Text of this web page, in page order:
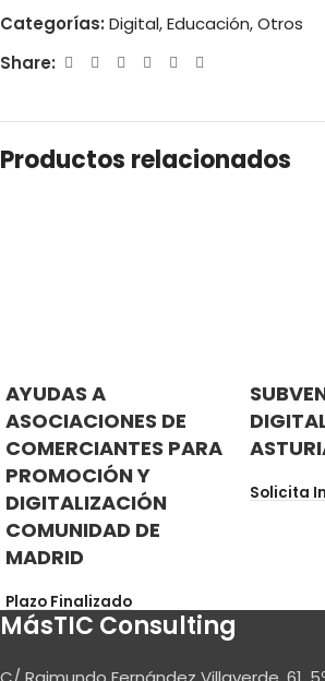
Categorías: Digital,Educación,Otros
Share:
Productos relacionados
AYUDAS A
ASOCIACIONES DE
COMERCIANTES PARA
PROMOCIÓN Y
DIGITALIZACIÓN
COMUNIDAD DE
MADRID
Plazo Finalizado
Solicita
MásTIC Consulting